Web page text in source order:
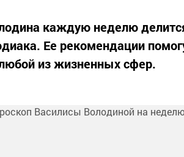
каждую неделю
Ее рекомендации
из жизненных сфер.